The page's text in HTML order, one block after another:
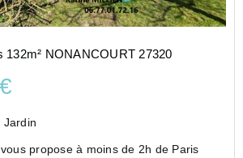
132m² NONANCOURT 27320
Jardin
propose à moins de 2h de Paris